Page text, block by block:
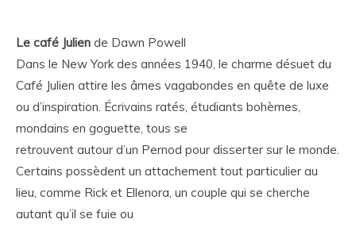
Le café Julien de Dawn Powell
Dans le New York des années 1940, le charme désuet du
Café Julien attire les âmes vagabondes en quête de luxe
ou d’inspiration. Écrivains ratés, étudiants bohèmes,
mondains en goguette, tous se
retrouvent autour d’un Pernod pour disserter sur le monde.
Certains possèdent un attachement tout particulier au
lieu, comme Rick et Ellenora, un couple qui se cherche
autant qu’il se fuie ou